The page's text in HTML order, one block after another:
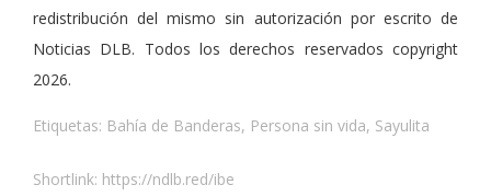
redistribución del mismo sin autorización por escrito de
Noticias DLB. Todos los derechos reservados copyright
2026.
Etiquetas: Bahía de Banderas, Persona sin vida, Sayulita
Shortlink: https://ndlb.red/ibe